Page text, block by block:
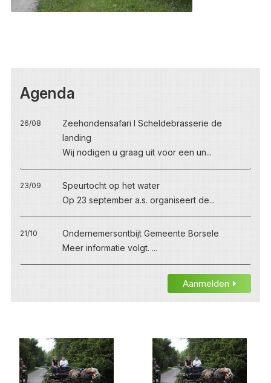
Agenda
26/08
Zeehondensafari I Scheldebrasserie de
landing
Wij nodigen u graag uit voor een un...
23/09
Speurtocht op het water
Op 23 september a.s. organiseert de...
21/10
Ondernemersontbijt Gemeente Borsele
Meer informatie volgt. ...
Aanmelden